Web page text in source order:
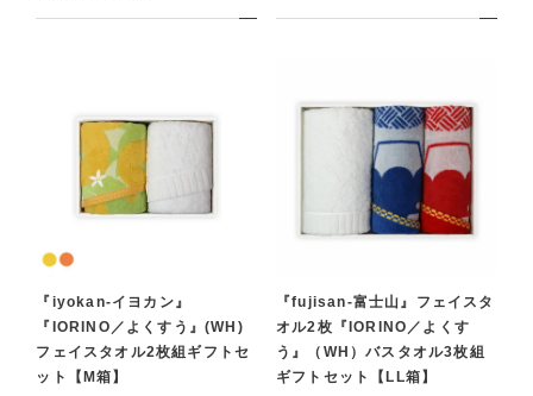
『iyokan-イヨカン』
『IORINO／よくすう』(WH)
フェイスタオル2枚組ギフトセ
ット【M箱】
『fujisan-富士山』フェイスタ
オル2枚『IORINO／よくす
う』（WH）バスタオル3枚組
ギフトセット【LL箱】